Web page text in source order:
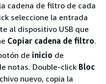
cadena de filtro de cada
seleccione la entrada
al dispositivo USB que
Copiar cadena de filtro.
de inicio de
notas. Double-click Bloc
nuevo, copia la